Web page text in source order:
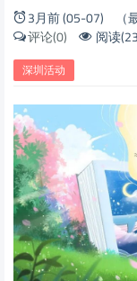
3月前 (05-07)
评论(0)
阅读
深圳活动